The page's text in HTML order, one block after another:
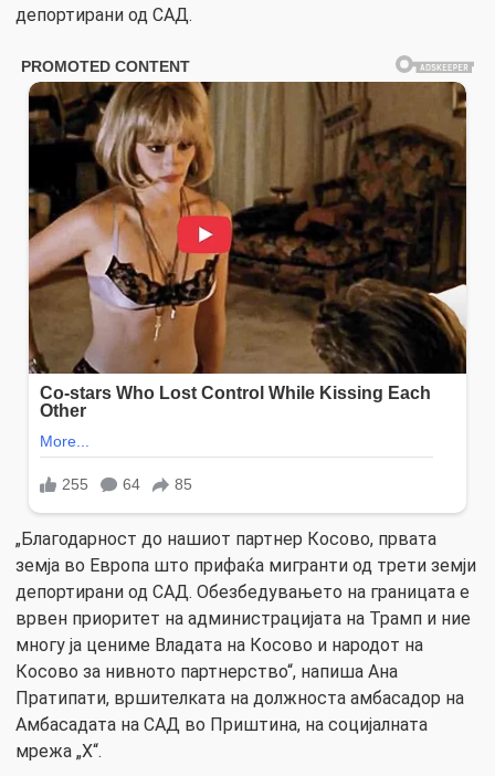
депортирани од САД.
„Благодарност до нашиот партнер Косово, првата
земја во Европа што прифаќа мигранти од трети земји
депортирани од САД. Обезбедувањето на границата е
врвен приоритет на администрацијата на Трамп и ние
многу ја цениме Владата на Косово и народот на
Косово за нивното партнерство“, напиша Ана
Пратипати, вршителката на должноста амбасадор на
Амбасадата на САД во Приштина, на социјалната
мрежа „X“.